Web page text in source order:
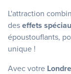
L'attraction
deseffets
époustouflants,
unique !
Avec votre